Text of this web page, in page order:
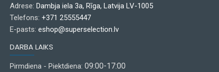
Adrese: Dambja iela 3a, Rīga, Latvija LV-1005
Telefons: +371 25555447
E-pasts: eshop@superselection.lv
DARBA LAIKS
Pirmdiena - Piektdiena: 09:00-17:00